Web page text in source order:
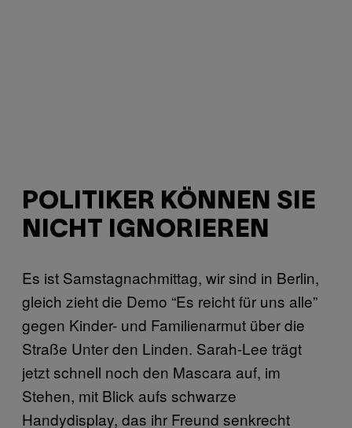
POLITIKER KÖNNEN SIE
NICHT IGNORIEREN
Es ist Samstagnachmittag, wir sind in Berlin,
gleich zieht die Demo “Es reicht für uns alle”
gegen Kinder- und Familienarmut über die
Straße Unter den Linden. Sarah-Lee trägt
jetzt schnell noch den Mascara auf, im
Stehen, mit Blick aufs schwarze
Handydisplay, das ihr Freund senkrecht